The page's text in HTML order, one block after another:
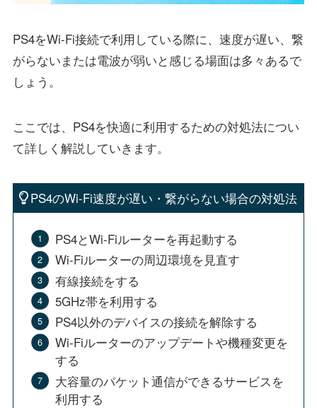
PS4をWi-Fi接続で利用している際に、速度が遅い、繋
がらないまたは電波が弱いと感じる場面は多々あるで
しょう。
ここでは、PS4を快適に利用するための対処法につい
て詳しく解説していきます。
PS4のWi-Fi速度が遅い・繋がらない場合の対処法
PS4とWi-Fiルーターを再起動する
Wi-Fiルーターの周辺環境を見直す
有線接続をする
5GHz帯を利用する
PS4以外のデバイスの接続を解除する
Wi-Fiルーターのアップデートや機種変更を
する
大容量のパケット通信ができるサービスを
利用する